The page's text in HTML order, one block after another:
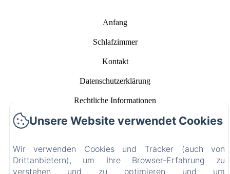
Anfang
Schlafzimmer
Kontakt
Datenschutzerklärung
Rechtliche Informationen
Cookie-Informationen
Unsere Website verwendet Cookies
Wir verwenden Cookies und Tracker (auch von
Drittanbietern), um Ihre Browser-Erfahrung zu
verstehen und zu optimieren und um